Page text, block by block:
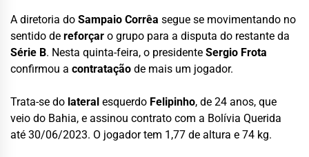
A diretoria do Sampaio Corrêa segue se movimentando no
sentido de reforçar o grupo para a disputa do restante da
Série B. Nesta quinta-feira, o presidente Sergio Frota
confirmou a contratação de mais um jogador.
Trata-se do lateral esquerdo Felipinho, de 24 anos, que
veio do Bahia, e assinou contrato com a Bolívia Querida
até 30/06/2023. O jogador tem 1,77 de altura e 74 kg.